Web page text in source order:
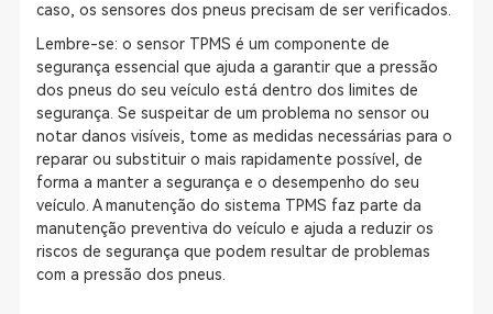
caso, os sensores dos pneus precisam de ser verificados.
Lembre-se: o sensor TPMS é um componente de
segurança essencial que ajuda a garantir que a pressão
dos pneus do seu veículo está dentro dos limites de
segurança. Se suspeitar de um problema no sensor ou
notar danos visíveis, tome as medidas necessárias para o
reparar ou substituir o mais rapidamente possível, de
forma a manter a segurança e o desempenho do seu
veículo. A manutenção do sistema TPMS faz parte da
manutenção preventiva do veículo e ajuda a reduzir os
riscos de segurança que podem resultar de problemas
com a pressão dos pneus.